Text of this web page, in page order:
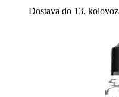
Dostava do 13.